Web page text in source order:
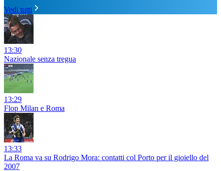
Vedi tutti
13:30
Nazionale senza tregua
13:29
Flop Milan e Roma
13:33
La Roma va su Rodrigo Mora: contatti col Porto per il gioiello del
2007